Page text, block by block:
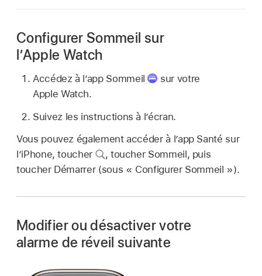
Configurer Sommeil sur
l’Apple Watch
Accédez à l’app Sommeil
sur votre
Apple Watch.
Suivez les instructions à l’écran.
Vous pouvez également accéder à l’app Santé sur
l’iPhone, toucher
, toucher Sommeil, puis
toucher Démarrer (sous « Configurer Sommeil »).
Modifier ou désactiver votre
alarme de réveil suivante